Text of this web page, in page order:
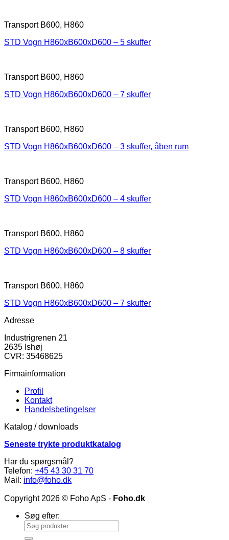
Transport B600, H860
STD Vogn H860xB600xD600 – 5 skuffer
Transport B600, H860
STD Vogn H860xB600xD600 – 7 skuffer
Transport B600, H860
STD Vogn H860xB600xD600 – 3 skuffer, åben rum
Transport B600, H860
STD Vogn H860xB600xD600 – 4 skuffer
Transport B600, H860
STD Vogn H860xB600xD600 – 8 skuffer
Transport B600, H860
STD Vogn H860xB600xD600 – 7 skuffer
Adresse
Industrigrenen 21
2635 Ishøj
CVR: 35468625
Firmainformation
Profil
Kontakt
Handelsbetingelser
Katalog / downloads
Seneste trykte produktkatalog
Har du spørgsmål?
Telefon: +45 43 30 31 70
Mail: info@foho.dk
Copyright 2026 © Foho ApS - Foho.dk
Søg efter: